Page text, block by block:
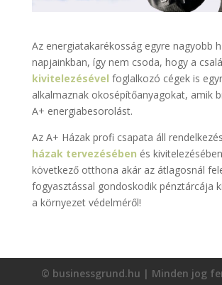
Az energiatakarékosság egyre nagyobb
napjainkban, így nem csoda, hogy a
kivitelezésével foglalkozó cégek is
alkalmaznak okosépítőanyagokat, amik
A+ energiabesorolást.
Az A+ Házak profi csapata áll
házak tervezésében és
következő otthona akár az átlagosnál
fogyasztással gondoskodik pénztárcája
a környezet védelméről!
© businessgrund.hu | Minden jog